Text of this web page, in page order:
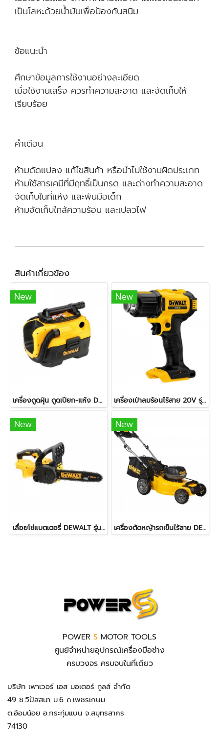
เป็นโลหะด้วยน้ำมันเพื่อป้องกันสนิม
ข้อแนะนำ
ศึกษาข้อมูลการใช้งานอย่างละเอียด
เมื่อใช้งานเสร็จ ควรทำความสะอาด และจัดเก็บให้
เรียบร้อย
คำเตือน
ห้ามดัดแปลง แก้ไขสินค้า หรือนำไปใช้งานผิดประเภท
ห้ามใช้สารเคมีที่มีฤทธิ์เป็นกรด และด่างทำความสะอาด
จัดเก็บในที่แห้ง และพ้นมือเด็ก
ห้ามจัดเก็บใกล้ความร้อน และเปลวไฟ
สินค้าเกี่ยวข้อง
New
เครื่องดูดฝุ่น ดูดเปียก-แห้ง DEWALT DCV584L-QW 20V. (ตัวเปล่า)
New
เครื่องเป่าลมร้อนไร้สาย 20V รุ่น DCE530N-KR DEWALT (เครื่องเปล่า)
New
เลื่อยโซ่แบตเตอรี่ DEWALT รุ่น DCM565N-B1 ขนาด 10 นิ้ว 20V. (ตัวเปล่า)
New
เครื่องตัดหญ้ารถเข็นไร้สาย DEWALT รุ่น DCMW564N 2 X 20V. (ตัวเปล่า)
POWER S MOTOR TOOLS
ศูนย์จำหน่ายอุปกรณ์เครื่องมือช่าง
ครบวงจร ครบจบในที่เดียว
บริษัท เพาเวอร์ เอส มอเตอร์ ทูลส์ จำกัด
49 ซ.วิปัสสนา ม.6 ถ.เพชรเกษม
ต.อ้อมน้อย อ.กระทุ่มแบน จ.สมุทรสาคร
74130